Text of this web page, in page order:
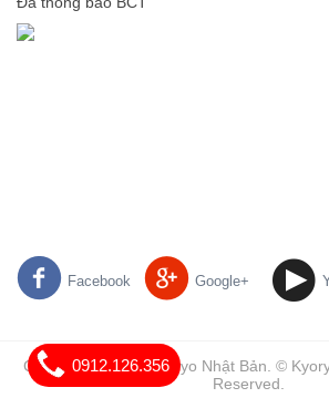
0912.126.356
Facebook Google+
Chăn ga gối đệm Kyoryo Nhật Bản. ©
Reserved.